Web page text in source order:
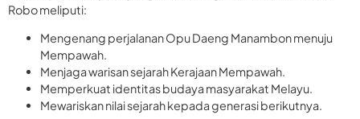
Robo meliputi:
Mengenang perjalanan Opu Daeng Manambon menuju
Mempawah.
Menjaga warisan sejarah Kerajaan Mempawah.
Memperkuat identitas budaya masyarakat Melayu.
Mewariskan nilai sejarah kepada generasi berikutnya.